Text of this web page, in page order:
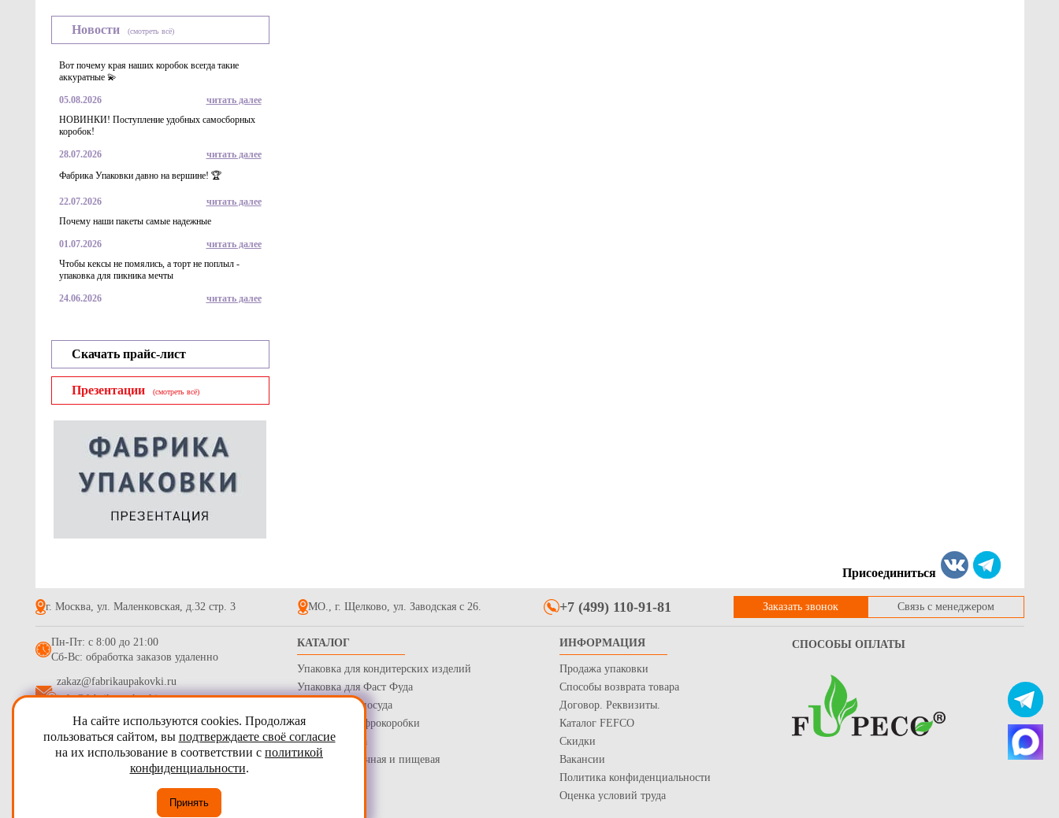
Новости (смотреть всё)
Вот почему края наших коробок всегда такие
аккуратные 💫
05.08.2026
читать далее
НОВИНКИ! Поступление удобных самосборных
коробок!
28.07.2026
читать далее
Фабрика Упаковки давно на вершине! 🏆
22.07.2026
читать далее
Почему наши пакеты самые надежные
01.07.2026
читать далее
Чтобы кексы не помялись, а торт не поплыл -
упаковка для пикника мечты
24.06.2026 читать далее
Скачать прайс-лист
Презентации (смотреть всё)
Присоединиться
г. Москва, ул. Маленковская, д.32 стр. 3 МО., г. Щелково, ул. Заводская с 26. +7 (499) 110-91-81 Заказать звонок Связь с менеджером
Пн-Пт: с 8:00 до 21:00
Сб-Вс: обработка заказов удаленно
zakaz@fabrikaupakovki.ru
info@fabrikaupakovki.ru
2009 - 2026ПТП Фабрика Упаковки
Карта сайта
Согласие на обработку персональных данных
КАТАЛОГ
Упаковка для кондитерских изделий
Упаковка для Фаст Фуда
Одноразовая посуда
Гофротара, Гофрокоробки
Стрейч пленка
Бумага оберточная и пищевая
ИНФОРМАЦИЯ
Продажа упаковки
Способы возврата товара
Договор. Реквизиты.
Каталог FEFCO
Скидки
Вакансии
Политика конфиденциальности
Оценка условий труда
СПОСОБЫ ОПЛАТЫ
На сайте используются cookies. Продолжая
пользоваться сайтом, вы подтверждаете своё согласие
на их использование в соответствии с политикой
конфиденциальности.
Принять